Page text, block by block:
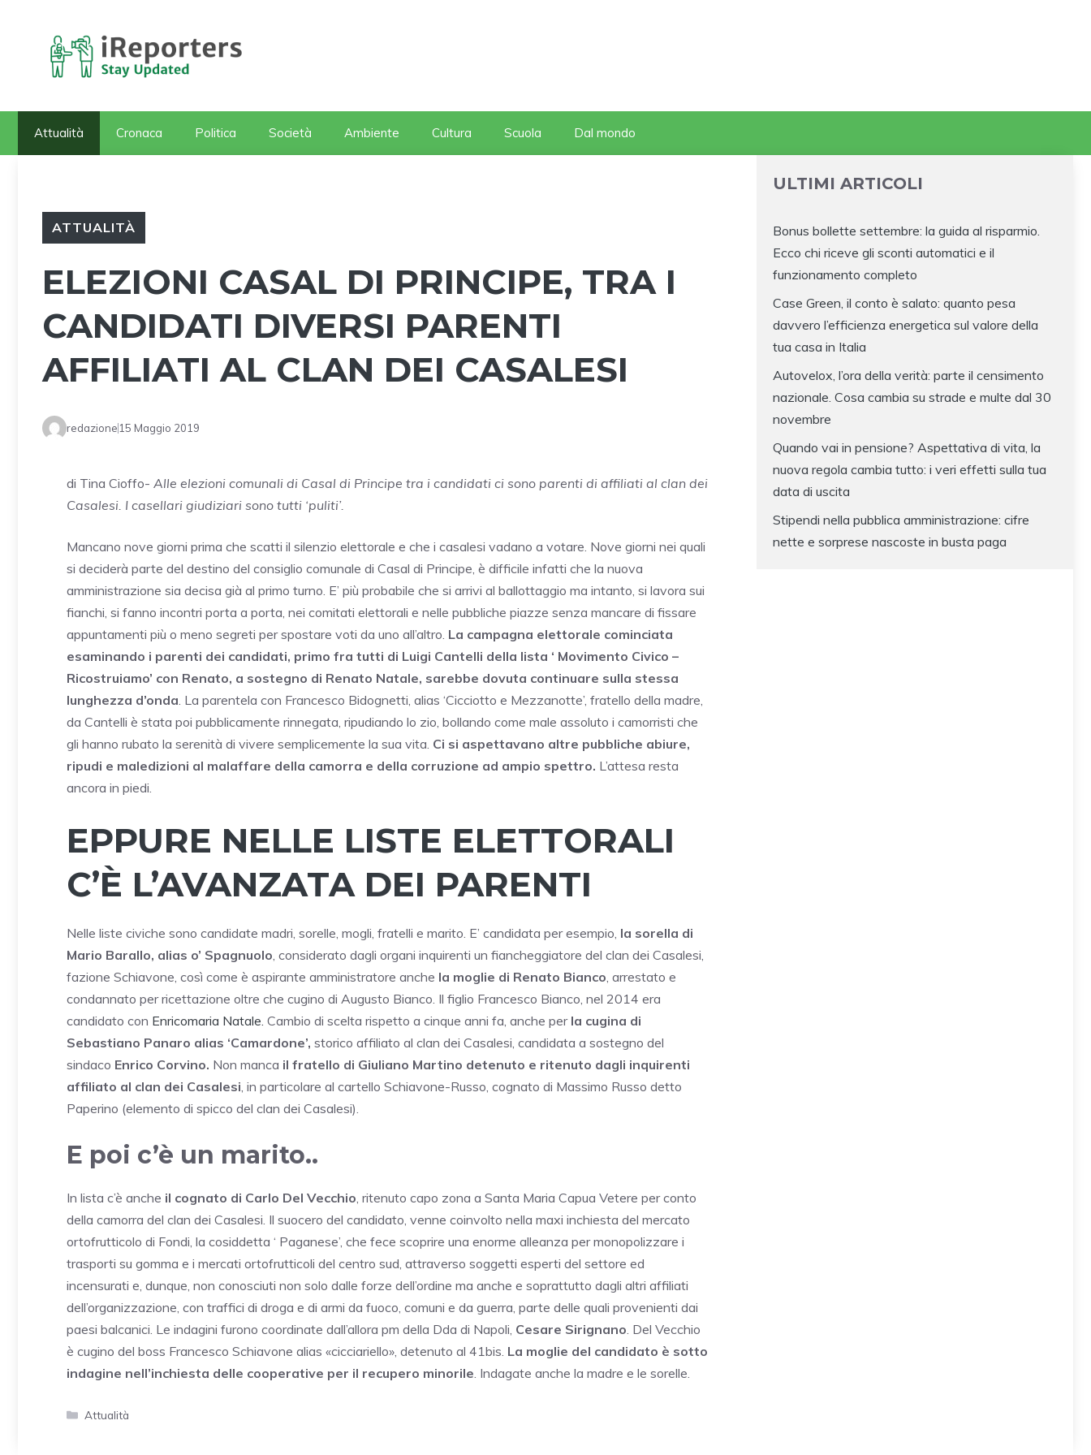
contenuto
Attualità Cronaca Politica Società Ambiente Cultura Scuola Dal mondo
ATTUALITÀ
ELEZIONI CASAL DI PRINCIPE, TRA I
CANDIDATI DIVERSI PARENTI
AFFILIATI AL CLAN DEI CASALESI
redazione 15 Maggio 2019
di Tina Cioffo- Alle elezioni comunali di Casal di Principe tra i candidati ci sono parenti di affiliati al clan dei
Casalesi. I casellari giudiziari sono tutti ‘puliti’.
Mancano nove giorni prima che scatti il silenzio elettorale e che i casalesi vadano a votare. Nove giorni nei quali
si deciderà parte del destino del consiglio comunale di Casal di Principe, è difficile infatti che la nuova
amministrazione sia decisa già al primo turno. E’ più probabile che si arrivi al ballottaggio ma intanto, si lavora sui
fianchi, si fanno incontri porta a porta, nei comitati elettorali e nelle pubbliche piazze senza mancare di fissare
appuntamenti più o meno segreti per spostare voti da uno all’altro. La campagna elettorale cominciata
esaminando i parenti dei candidati, primo fra tutti di Luigi Cantelli della lista ‘ Movimento Civico –
Ricostruiamo’ con Renato, a sostegno di Renato Natale, sarebbe dovuta continuare sulla stessa
lunghezza d’onda. La parentela con Francesco Bidognetti, alias ‘Cicciotto e Mezzanotte’, fratello della madre,
da Cantelli è stata poi pubblicamente rinnegata, ripudiando lo zio, bollando come male assoluto i camorristi che
gli hanno rubato la serenità di vivere semplicemente la sua vita. Ci si aspettavano altre pubbliche abiure,
ripudi e maledizioni al malaffare della camorra e della corruzione ad ampio spettro. L’attesa resta
ancora in piedi.
EPPURE NELLE LISTE ELETTORALI
C’È L’AVANZATA DEI PARENTI
Nelle liste civiche sono candidate madri, sorelle, mogli, fratelli e marito. E’ candidata per esempio, la sorella di
Mario Barallo, alias o’ Spagnuolo, considerato dagli organi inquirenti un fiancheggiatore del clan dei Casalesi,
fazione Schiavone, così come è aspirante amministratore anche la moglie di Renato Bianco, arrestato e
condannato per ricettazione oltre che cugino di Augusto Bianco. Il figlio Francesco Bianco, nel 2014 era
candidato con Enricomaria Natale. Cambio di scelta rispetto a cinque anni fa, anche per la cugina di
Sebastiano Panaro alias ‘Camardone’, storico affiliato al clan dei Casalesi, candidata a sostegno del
sindaco Enrico Corvino. Non manca il fratello di Giuliano Martino detenuto e ritenuto dagli inquirenti
affiliato al clan dei Casalesi, in particolare al cartello Schiavone-Russo, cognato di Massimo Russo detto
Paperino (elemento di spicco del clan dei Casalesi).
E poi c’è un marito..
In lista c’è anche il cognato di Carlo Del Vecchio, ritenuto capo zona a Santa Maria Capua Vetere per conto
della camorra del clan dei Casalesi. Il suocero del candidato, venne coinvolto nella maxi inchiesta del mercato
ortofrutticolo di Fondi, la cosiddetta ‘ Paganese’, che fece scoprire una enorme alleanza per monopolizzare i
trasporti su gomma e i mercati ortofrutticoli del centro sud, attraverso soggetti esperti del settore ed
incensurati e, dunque, non conosciuti non solo dalle forze dell’ordine ma anche e soprattutto dagli altri affiliati
dell’organizzazione, con traffici di droga e di armi da fuoco, comuni e da guerra, parte delle quali provenienti dai
paesi balcanici. Le indagini furono coordinate dall’allora pm della Dda di Napoli, Cesare Sirignano. Del Vecchio
è cugino del boss Francesco Schiavone alias «cicciariello», detenuto al 41bis. La moglie del candidato è sotto
indagine nell’inchiesta delle cooperative per il recupero minorile. Indagate anche la madre e le sorelle.
Categorie
Attualità
ULTIMI ARTICOLI
Bonus bollette settembre: la guida al risparmio.
Ecco chi riceve gli sconti automatici e il
funzionamento completo
Case Green, il conto è salato: quanto pesa
davvero l’efficienza energetica sul valore della
tua casa in Italia
Autovelox, l’ora della verità: parte il censimento
nazionale. Cosa cambia su strade e multe dal 30
novembre
Quando vai in pensione? Aspettativa di vita, la
nuova regola cambia tutto: i veri effetti sulla tua
data di uscita
Stipendi nella pubblica amministrazione: cifre
nette e sorprese nascoste in busta paga